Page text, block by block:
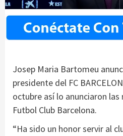
Josep Maria Bartomeu
presidente del FC
octubre así lo anunciaron las
Futbol Club Barcelona.
“Ha sido un honor servir al